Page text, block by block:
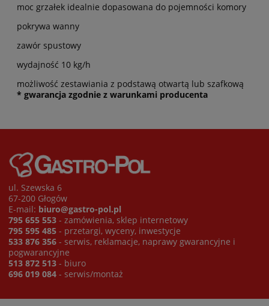
moc grzałek idealnie dopasowana do pojemności komory
pokrywa wanny
zawór spustowy
wydajność 10 kg/h
możliwość zestawiania z podstawą otwartą lub szafkową
* gwarancja zgodnie z warunkami producenta
ul. Szewska 6
67-200 Głogów
E-mail: biuro@gastro-pol.pl
795 655 553 - zamówienia, sklep internetowy
795 595 485 - przetargi, wyceny, inwestycje
533 876 356 - serwis, reklamacje, naprawy gwarancyjne i
pogwarancyjne
513 872 513 - biuro
696 019 084 - serwis/montaż